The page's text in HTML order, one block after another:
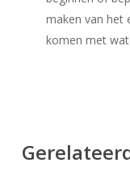
maken van het
komen met